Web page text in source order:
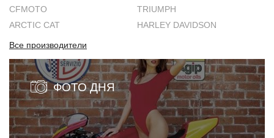
CFMOTO
TRIUMPH
ARCTIC CAT
HARLEY DAVIDSON
Все производители
ФОТО ДНЯ